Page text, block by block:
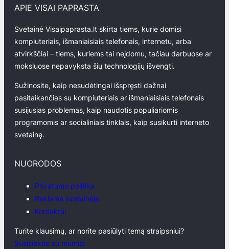
APIE VISAI PAPRASTA
Svetainė Visaipaprasta.lt skirta tiems, kurie domisi
kompiuteriais, išmaniaisiais telefonais, internetu, arba
atvirkščiai – tiems, kuriems tai neįdomu, tačiau darbuose ar
moksluose nepavyksta šių technologijų išvengti.
Sužinosite, kaip nesudėtingai išspręsti dažnai
pasitaikančias su kompiuteriais ar išmaniaisiais telefonais
susijusias problemas, kaip naudotis populiariomis
programomis ar socialiniais tinklais, kaip susikurti interneto
svetainę.
NUORODOS
Privatumo politika
Reklama svetainėje
Kontaktai
Turite klausimų, ar norite pasiūlyti temą straipsniui?
Susisiekite su mumis!